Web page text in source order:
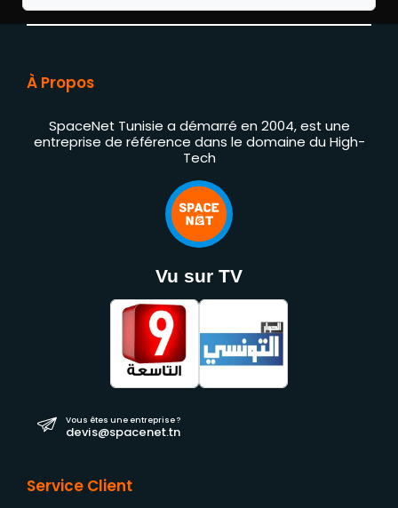
À Propos
SpaceNet Tunisie a démarré en 2004, est une
entreprise de référence dans le domaine du High-
Tech
Vu sur TV
Vous êtes une entreprise ?
devis@spacenet.tn
Service Client